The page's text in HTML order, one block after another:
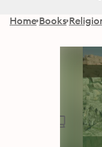
Home Books